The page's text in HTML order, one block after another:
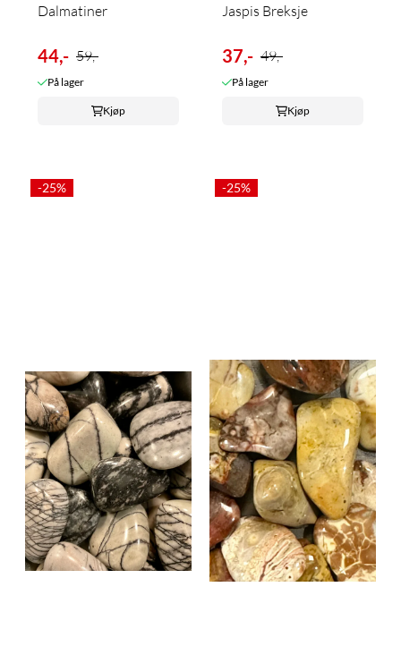
Dalmatiner
44,- 59,-
På lager
Kjøp
Jaspis Breksje
37,- 49,-
På lager
Kjøp
-25% -25%